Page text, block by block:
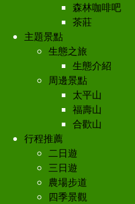
森林咖啡吧
茶莊
主題景點
生態之旅
生態介紹
周邊景點
太平山
福壽山
合歡山
行程推薦
二日遊
三日遊
農場步道
四季景觀